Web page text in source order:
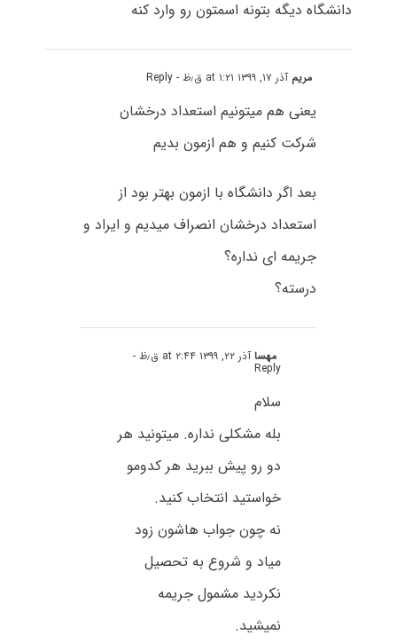
دانشگاه دیگه بتونه اسمتون رو وارد کنه
مریم آذر ۱۷, ۱۳۹۹ at ۱:۲۱ ق٫ظ - Reply
یعنى هم میتونیم استعداد درخشان
شرکت کنیم و هم ازمون بدیم
بعد اگر دانشگاه با ازمون بهتر بود از
استعداد درخشان انصراف میدیم و ایراد و
جریمه ای نداره؟
درسته؟
مهساآذر ۲۲, ۱۳۹۹ at ۲:۴۴ ق٫ظ -
Reply
سلام
بله مشکلی نداره. میتونید هر
دو رو پیش ببرید هر کدومو
خواستید انتخاب کنید.
نه چون جواب هاشون زود
میاد و شروع به تحصیل
نکردید مشمول جریمه
نمیشید.